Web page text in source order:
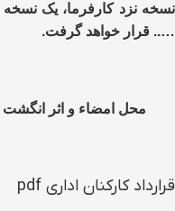
نسخه نزد کارفرما، یک نسخه
….. قرار خواهد گرفت.
محل امضاء و اثر انگشت
محل امضاء
قرارداد کارکنان اداری pdf